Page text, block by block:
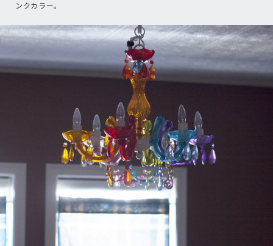
ンクカラー。